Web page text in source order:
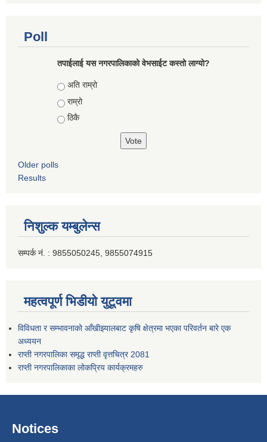
Poll
तपाईलाई यस नगरपालिकाको वेभसाईट कस्तो लाग्यो?
Choices
अति राम्रो
राम्रो
ठिकै
Older polls
Results
निशुल्क यम्बुलेन्स
सम्पर्क नं. : 9855050245, 9855074915
महत्वपूर्ण भिडीयो युटूवमा
विविधता र सम्भावनाको आँखीझ्यालबाट कृषि क्षेत्रमा भएका परिवर्तन बारे एक
अध्ययन
राप्ती नगरपालिका समृद्ध राप्ती वृत्तचित्र 2081
राप्ती नगरपालिकाका लोकप्रिय कार्यक्रमहरु
Notices